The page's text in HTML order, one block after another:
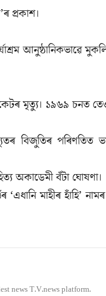
প্রকাশ।
আনুষ্ঠানিকভাৱে
মৃত্যু। ১৯৬৯ চনত
বিজুতিৰ পৰিণতিত
অকাডেমী বঁটা ঘোষণা।
মাহীৰ হাঁহি’
news T.V.news platform.